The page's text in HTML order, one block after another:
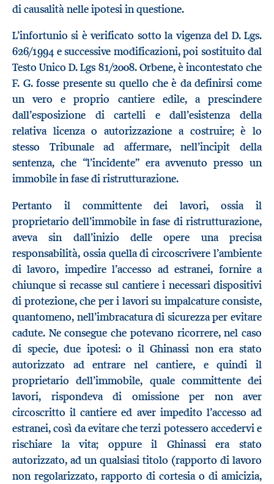
di causalità nelle ipotesi in questione.
L’infortunio si è verificato sotto la vigenza del D. Lgs.
626/1994 e successive modificazioni, poi sostituito dal
Testo Unico D. Lgs 81/2008. Orbene, è incontestato che
F. G. fosse presente su quello che è da definirsi come
un vero e proprio cantiere edile, a prescindere
dall’esposizione di cartelli e dall’esistenza della
relativa licenza o autorizzazione a costruire; è lo
stesso Tribunale ad affermare, nell’incipit della
sentenza, che “l’incidente” era avvenuto presso un
immobile in fase di ristrutturazione.
Pertanto il committente dei lavori, ossia il
proprietario dell’immobile in fase di ristrutturazione,
aveva sin dall’inizio delle opere una precisa
responsabilità, ossia quella di circoscrivere l’ambiente
di lavoro, impedire l’accesso ad estranei, fornire a
chiunque si recasse sul cantiere i necessari dispositivi
di protezione, che per i lavori su impalcature consiste,
quantomeno, nell’imbracatura di sicurezza per evitare
cadute. Ne consegue che potevano ricorrere, nel caso
di specie, due ipotesi: o il Ghinassi non era stato
autorizzato ad entrare nel cantiere, e quindi il
proprietario dell’immobile, quale committente dei
lavori, rispondeva di omissione per non aver
circoscritto il cantiere ed aver impedito l’accesso ad
estranei, così da evitare che terzi potessero accedervi e
rischiare la vita; oppure il Ghinassi era stato
autorizzato, ad un qualsiasi titolo (rapporto di lavoro
non regolarizzato, rapporto di cortesia o di amicizia,